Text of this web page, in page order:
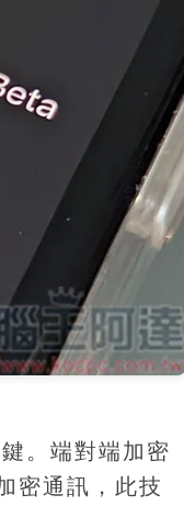
。端對端加密
密通訊，此技